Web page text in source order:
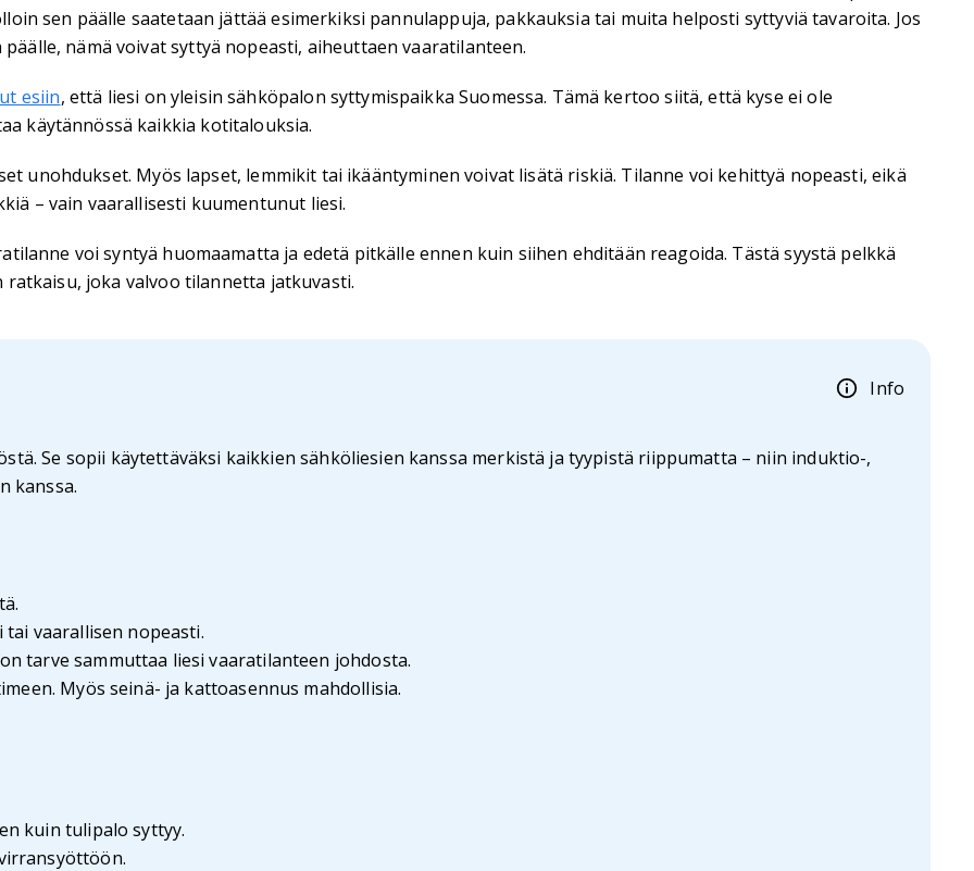
sen päälle saatetaan jättää esimerkiksi pannulappuja, pakkauksia tai muita helposti syttyviä tavaroita. Jos
nämä voivat syttyä nopeasti, aiheuttaen vaaratilanteen.
esiin, että liesi on yleisin sähköpalon syttymispaikka Suomessa. Tämä kertoo siitä, että kyse ei ole
käytännössä kaikkia kotitalouksia.
unohdukset. Myös lapset, lemmikit tai ikääntyminen voivat lisätä riskiä. Tilanne voi kehittyä nopeasti, eikä
– vain vaarallisesti kuumentunut liesi.
voi syntyä huomaamatta ja edetä pitkälle ennen kuin siihen ehditään reagoida. Tästä syystä pelkkä
joka valvoo tilannetta jatkuvasti.
Info
Se sopii käytettäväksi kaikkien sähköliesien kanssa merkistä ja tyypistä riippumatta – niin induktio-,
kanssa.
vaarallisen nopeasti.
tarve sammuttaa liesi vaaratilanteen johdosta.
Myös seinä- ja kattoasennus mahdollisia.
kuin tulipalo syttyy.